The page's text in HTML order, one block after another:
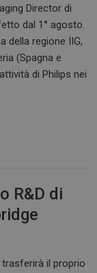
Director di
dal 1° agosto.
della regione IIG,
(Spagna e
di Philips nei
R&D di
trasferirà il proprio